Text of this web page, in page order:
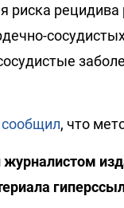
риска
сообщил, что